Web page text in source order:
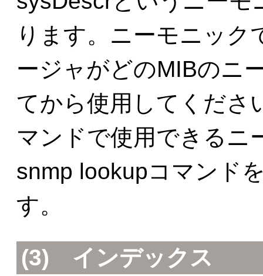
ります。ニーモニック
ージャがどのMIBのニ
てから使用してくださ
マンドで使用できるニ
snmp lookupコマンド
す。
(3) インデックス